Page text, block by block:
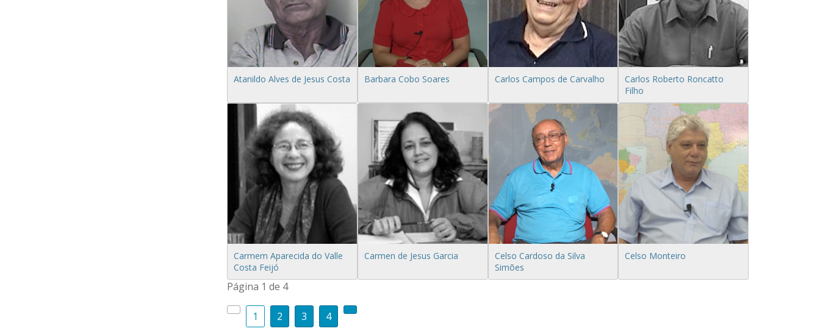
Atanildo Alves de Jesus Costa Barbara Cobo Soares Carlos Campos de Carvalho
Carlos Roberto Roncatto
Filho
Carmem Aparecida do Valle
Costa Feijó
Carmen de Jesus Garcia
Celso Cardoso da Silva
Simões
Celso Monteiro
Página 1 de 4
1 2 3 4